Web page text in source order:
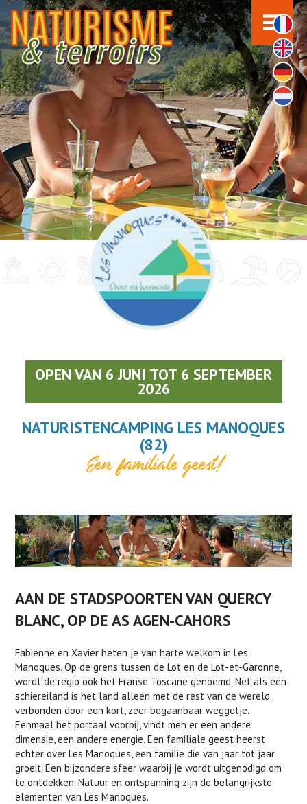
OPEN VAN 6 JUNI TOT 6 SEPTEMBER
2026
NATURISTENCAMPING LES MANOQUES
(82)
Een familiale geest!
AAN DE STADSPOORTEN VAN QUERCY
BLANC, OP DE AS AGEN-CAHORS
Fabienne en Xavier heten je van harte welkom in Les
Manoques. Op de grens tussen de Lot en de Lot-et-Garonne,
wordt de regio ook het Franse Toscane genoemd. Net als een
schiereiland is het land alleen met de rest van de wereld
verbonden door een kort, zeer begaanbaar weggetje.
Eenmaal het portaal voorbij, vindt men er een andere
dimensie, een andere energie. Een familiale geest heerst
echter over Les Manoques, een familie die van jaar tot jaar
groeit. Een bijzondere sfeer waarbij je wordt uitgenodigd om
te ontdekken. Natuur en ontspanning zijn de belangrijkste
elementen van Les Manoques.